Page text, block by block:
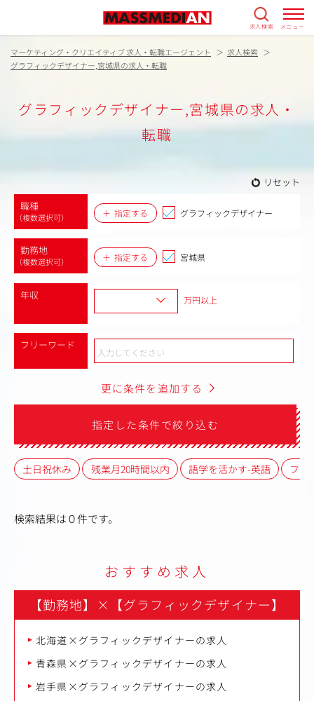
求人検索 メニュー
マーケティング・クリエイティブ 求人・転職エージェント
求人検索
グラフィックデザイナー,宮城県の求人・転職
グラフィックデザイナー,宮城県の求人・
転職
リセット
職種
（複数選択可） 指定する グラフィックデザイナー
勤務地
（複数選択可） 指定する 宮城県
年収 万円以上
フリーワード
更に条件を追加する
指定した条件で絞り込む
土日祝休み 残業月20時間以内 語学を活かす-英語 フレ
検索結果は０件です。
おすすめ求人
【勤務地】 × 【グラフィックデザイナー】
北海道×グラフィックデザイナーの求人
青森県×グラフィックデザイナーの求人
岩手県×グラフィックデザイナーの求人